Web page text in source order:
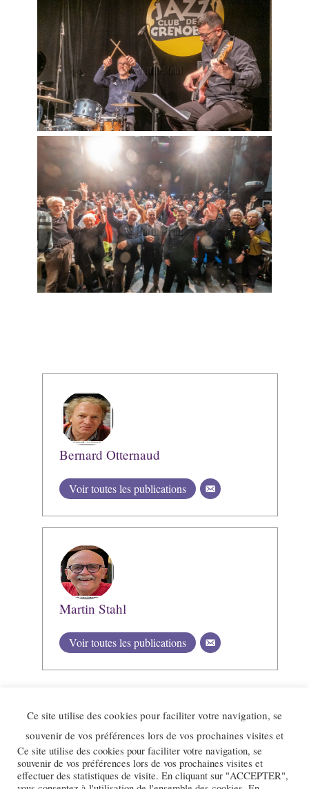
Bernard Otternaud
Voir toutes les publications
Martin Stahl
Voir toutes les publications
Ce site utilise des cookies pour faciliter votre navigation, se
souvenir de vos préférences lors de vos prochaines visites et
Ce site utilise des cookies pour faciliter votre navigation, se
souvenir de vos préférences lors de vos prochaines visites et
effectuer des statistiques de visite. En cliquant sur "ACCEPTER",